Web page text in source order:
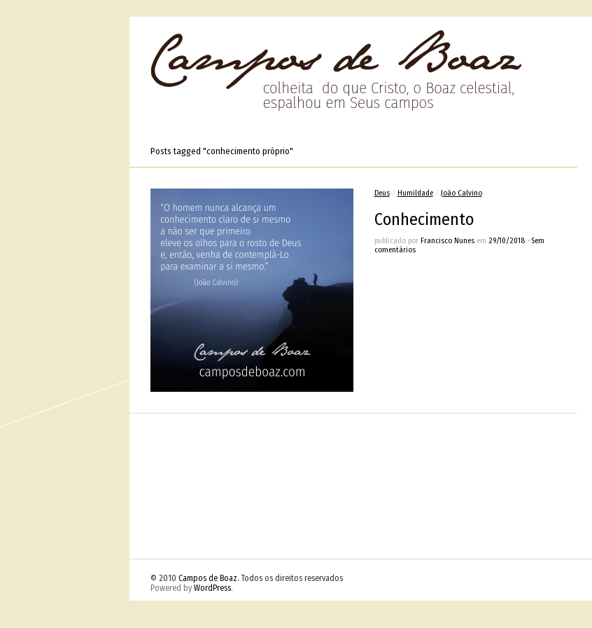
Posts tagged "conhecimento próprio"
Deus/ Humildade/ João Calvino
Conhecimento
publicado por Francisco Nunesem 29/10/2018 • Sem
comentários
© 2010 Campos de Boaz. Todos os direitos reservados
Powered by WordPress.